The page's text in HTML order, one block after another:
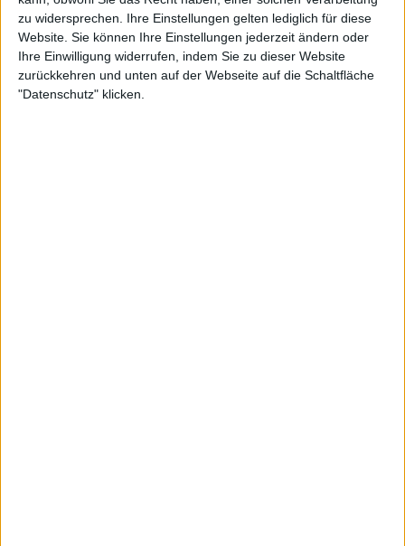
zu widersprechen. Ihre Einstellungen gelten lediglich für diese
Website. Sie können Ihre Einstellungen jederzeit ändern oder
Ihre Einwilligung widerrufen, indem Sie zu dieser Website
zurückkehren und unten auf der Webseite auf die Schaltfläche
"Datenschutz" klicken.